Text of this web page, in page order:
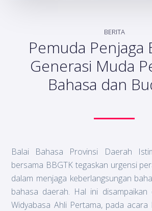
BERITA
Pemuda Penjaga
Generasi Muda
Bahasa dan
Balai Bahasa Provinsi Daerah
bersama BBGTK tegaskan urgensi
dalam menjaga keberlangsungan
bahasa daerah. Hal ini disampaikan
Widyabasa Ahli Pertama, pada acara